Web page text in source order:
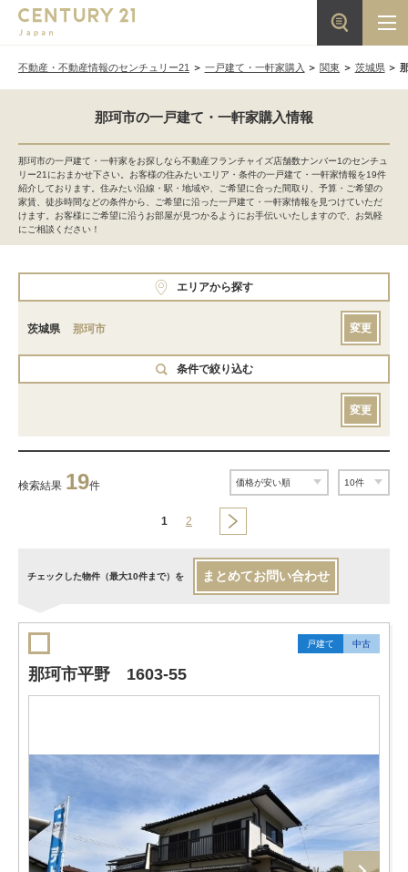
不動産・不動産情報のセンチュリー21 一戸建て・一軒家購入 関東 茨城県
那珂市の一戸建て・一軒家購入情報
那珂市の一戸建て・一軒家をお探しなら不動産フランチャイズ店舗数ナンバー1のセンチュ
リー21におまかせ下さい。お客様の住みたいエリア・条件の一戸建て・一軒家情報を19件
紹介しております。住みたい沿線・駅・地域や、ご希望に合った間取り、予算・ご希望の
家賃、徒歩時間などの条件から、ご希望に沿った一戸建て・一軒家情報を見つけていただ
けます。お客様にご希望に沿うお部屋が見つかるようにお手伝いいたしますので、お気軽
にご相談ください！
エリアから探す
茨城県 那珂市 変更
条件で絞り込む
変更
検索結果 19件
1 2
チェックした物件（最大10件まで）を まとめてお問い合わせ
戸建て 中古
那珂市平野 1603-55